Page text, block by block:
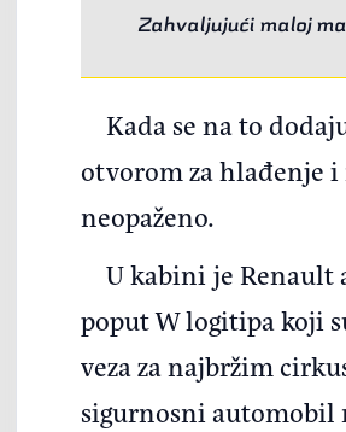
Zahvaljujući maloj
Kada se na to
otvorom za hlađenje
neopaženo.
U kabini je Renault
poput W logitipa koji
veza za najbržim
sigurnosni automobil